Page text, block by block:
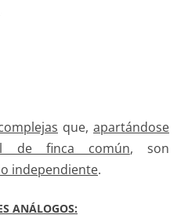
que, apartándose
de finca común, son
independiente.
ANÁLOGOS: